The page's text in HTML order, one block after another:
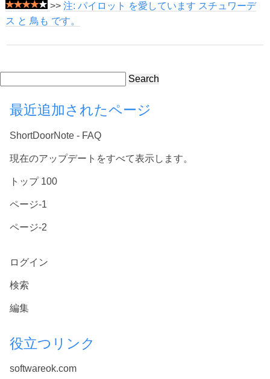
>> 注: パイロット を愛しています スチュワーデ
ス と 鳥も です。
Search
最近追加されたページ
ShortDoorNote - FAQ
現在のアップデートをすべて表示します。
トップ 100
ページ-1
ページ-2
ログイン
検索
編集
役立つリンク
softwareok.com